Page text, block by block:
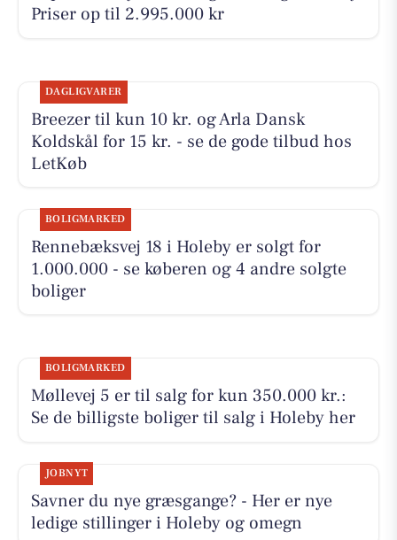
Priser op til 2.995.000 kr
DAGLIGVARER
Breezer til kun 10 kr. og Arla Dansk
Koldskål for 15 kr. - se de gode tilbud hos
LetKøb
BOLIGMARKED
Rennebæksvej 18 i Holeby er solgt for
1.000.000 - se køberen og 4 andre solgte
boliger
BOLIGMARKED
Møllevej 5 er til salg for kun 350.000 kr.:
Se de billigste boliger til salg i Holeby her
JOBNYT
Savner du nye græsgange? - Her er nye
ledige stillinger i Holeby og omegn